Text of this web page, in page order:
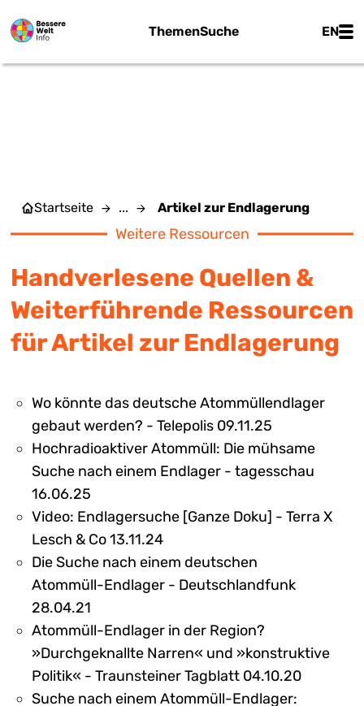
ThemenSuche EN
Startseite ... Artikel zur Endlagerung
Weitere Ressourcen
Handverlesene Quellen &
Weiterführende Ressourcen
für Artikel zur Endlagerung
Wo könnte das deutsche Atommüllendlager
gebaut werden? - Telepolis 09.11.25
Hochradioaktiver Atommüll: Die mühsame
Suche nach einem Endlager - tagesschau
16.06.25
Video: Endlagersuche [Ganze Doku] - Terra X
Lesch & Co 13.11.24
Die Suche nach einem deutschen
Atommüll-Endlager - Deutschlandfunk
28.04.21
Atommüll-Endlager in der Region?
»Durchgeknallte Narren« und »konstruktive
Politik« - Traunsteiner Tagblatt 04.10.20
Suche nach einem Atommüll-Endlager: